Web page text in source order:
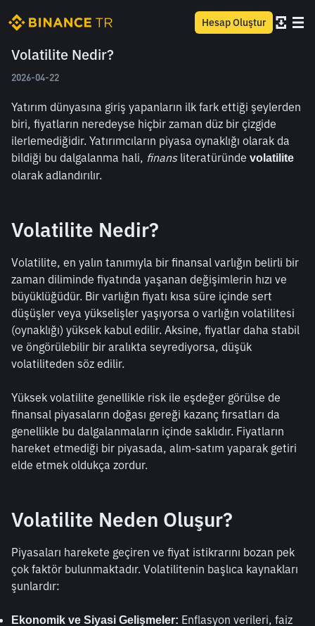
Hesap Oluştur
Volatilite Nedir?
2026-04-22
Yatırım dünyasına giriş yapanların ilk fark ettiği şeylerden
biri, fiyatların neredeyse hiçbir zaman düz bir çizgide
ilerlemediğidir. Yatırımcıların piyasa oynaklığı olarak da
bildiği bu dalgalanma hali, finans literatüründe volatilite
olarak adlandırılır.
Volatilite Nedir?
Volatilite, en yalın tanımıyla bir finansal varlığın belirli bir
zaman diliminde fiyatında yaşanan değişimlerin hızı ve
büyüklüğüdür. Bir varlığın fiyatı kısa süre içinde sert
düşüşler veya yükselişler yaşıyorsa o varlığın volatilitesi
(oynaklığı) yüksek kabul edilir. Aksine, fiyatlar daha stabil
ve öngörülebilir bir aralıkta seyrediyorsa, düşük
volatiliteden söz edilir.
Yüksek volatilite genellikle risk ile eşdeğer görülse de
finansal piyasaların doğası gereği kazanç fırsatları da
genellikle bu dalgalanmaların içinde saklıdır. Fiyatların
hareket etmediği bir piyasada, alım-satım yaparak getiri
elde etmek oldukça zordur.
Volatilite Neden Oluşur?
Piyasaları harekete geçiren ve fiyat istikrarını bozan pek
çok faktör bulunmaktadır. Volatilitenin başlıca kaynakları
şunlardır:
Ekonomik ve Siyasi Gelişmeler: Enflasyon verileri, faiz